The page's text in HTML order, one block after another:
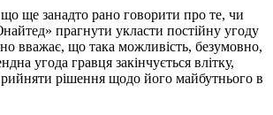
ще занадто рано говорити про те, чи
прагнути укласти постійну угоду
вважає, що така можливість, безумовно,
угода гравця закінчується влітку,
рішення щодо його майбутнього в